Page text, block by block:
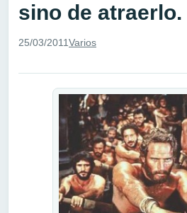
sino de atraerlo.
25/03/2011Varios